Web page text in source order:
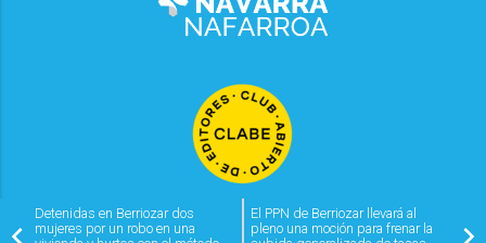
Detenidas en Berriozar dos
mujeres por un robo en una
El PPN de Berriozar llevará al
pleno una moción para frenar la